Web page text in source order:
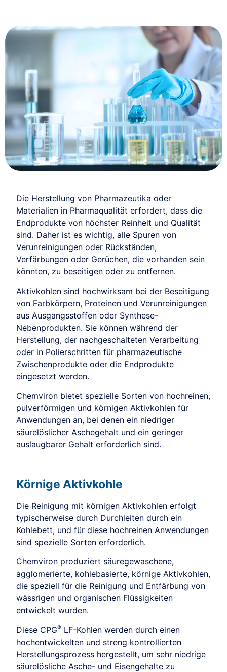
Die Herstellung von Pharmazeutika oder
Materialien in Pharmaqualität erfordert, dass die
Endprodukte von höchster Reinheit und Qualität
sind. Daher ist es wichtig, alle Spuren von
Verunreinigungen oder Rückständen,
Verfärbungen oder Gerüchen, die vorhanden sein
könnten, zu beseitigen oder zu entfernen.
Aktivkohlen sind hochwirksam bei der Beseitigung
von Farbkörpern, Proteinen und Verunreinigungen
aus Ausgangsstoffen oder Synthese-
Nebenprodukten. Sie können während der
Herstellung, der nachgeschalteten Verarbeitung
oder in Polierschritten für pharmazeutische
Zwischenprodukte oder die Endprodukte
eingesetzt werden.
Chemviron bietet spezielle Sorten von hochreinen,
pulverförmigen und körnigen Aktivkohlen für
Anwendungen an, bei denen ein niedriger
säurelöslicher Aschegehalt und ein geringer
auslaugbarer Gehalt erforderlich sind.
Körnige Aktivkohle
Die Reinigung mit körnigen Aktivkohlen erfolgt
typischerweise durch Durchleiten durch ein
Kohlebett, und für diese hochreinen Anwendungen
sind spezielle Sorten erforderlich.
Chemviron produziert säuregewaschene,
agglomerierte, kohlebasierte, körnige Aktivkohlen,
die speziell für die Reinigung und Entfärbung von
wässrigen und organischen Flüssigkeiten
entwickelt wurden.
Diese CPG® LF-Kohlen werden durch einen
hochentwickelten und streng kontrollierten
Herstellungsprozess hergestellt, um sehr niedrige
säurelösliche Asche- und Eisengehalte zu